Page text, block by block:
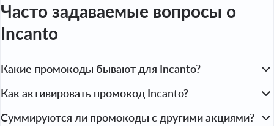
Часто задаваемые вопросы о
Incanto
Какие промокоды бывают для Incanto?
Скидочные промокоды — дают выгоду до 50 % на бельё,
Акционные — действуют во время распродаж, праздников
Как активировать промокод Incanto?
1. Выберите бельё, купальник или аксессуар и добавьте в
Суммируются ли промокоды с другими акциями?